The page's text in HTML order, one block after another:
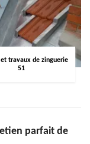
travaux de zinguerie
51
parfait de